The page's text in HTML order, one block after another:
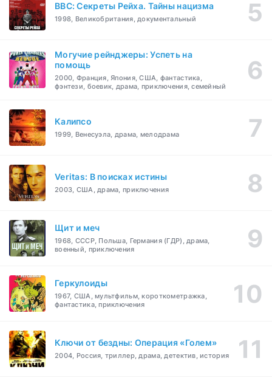
BBC: Секреты Рейха. Тайны нацизма
1998, Великобритания, документальный
Могучие рейнджеры: Успеть на
помощь
2000, Франция, Япония, США, фантастика,
фэнтези, боевик, драма, приключения, семейный
Калипсо
1999, Венесуэла, драма, мелодрама
Veritas: В поисках истины
2003, США, драма, приключения
Щит и меч
1968, СССР, Польша, Германия (ГДР), драма,
военный, приключения
Геркулоиды
1967, США, мультфильм, короткометражка,
фантастика, приключения
Ключи от бездны: Операция «Голем»
2004, Россия, триллер, драма, детектив, история